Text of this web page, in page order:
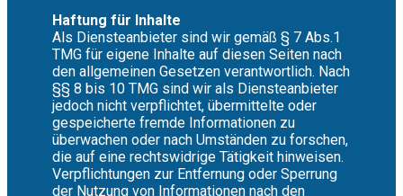
Haftung für Inhalte
Als Diensteanbieter sind wir gemäß § 7 Abs.1
TMG für eigene Inhalte auf diesen Seiten nach
den allgemeinen Gesetzen verantwortlich. Nach
§§ 8 bis 10 TMG sind wir als Diensteanbieter
jedoch nicht verpflichtet, übermittelte oder
gespeicherte fremde Informationen zu
überwachen oder nach Umständen zu forschen,
die auf eine rechtswidrige Tätigkeit hinweisen.
Verpflichtungen zur Entfernung oder Sperrung
der Nutzung von Informationen nach den